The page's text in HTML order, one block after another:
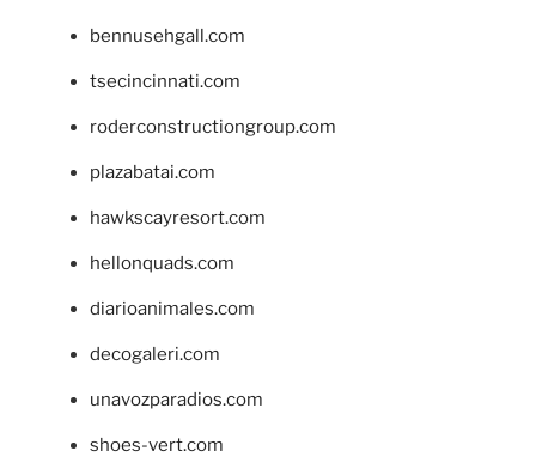
bennusehgall.com
tsecincinnati.com
roderconstructiongroup.com
plazabatai.com
hawkscayresort.com
hellonquads.com
diarioanimales.com
decogaleri.com
unavozparadios.com
shoes-vert.com